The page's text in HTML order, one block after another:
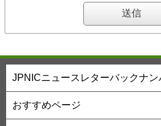
JPNICニュースレターバックナン
おすすめページ